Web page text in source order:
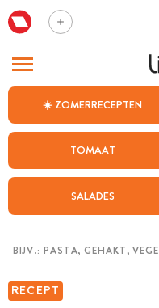
☀️ ZOMERRECEPTEN
TOMAAT
SALADES
RECEPT
BEZOEK ONZE ANDERE WEBSITES
WEEKMENU
CHAT MET MAIA
MIJN BEWAARDE RECEPTEN